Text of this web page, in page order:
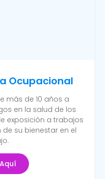
Ocupacional
más de 10 años a
en la salud de los
exposición a trabajos
su bienestar en el